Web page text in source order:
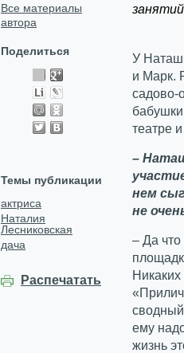
Все материалы
автора
Поделиться
Темы публикации
актриса
Наталия
Лесниковская
дача
Распечатать
У
и Марк.
садово-
театре
–
нем
не
– Да
ему
жизнь